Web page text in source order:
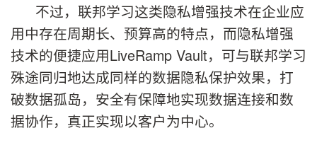
不过，联邦学习这类隐私增强技术在企业应
用中存在周期长、预算高的特点，而隐私增强
技术的便捷应用LiveRamp Vault，可与联邦学习
殊途同归地达成同样的数据隐私保护效果，打
破数据孤岛，安全有保障地实现数据连接和数
据协作，真正实现以客户为中心。